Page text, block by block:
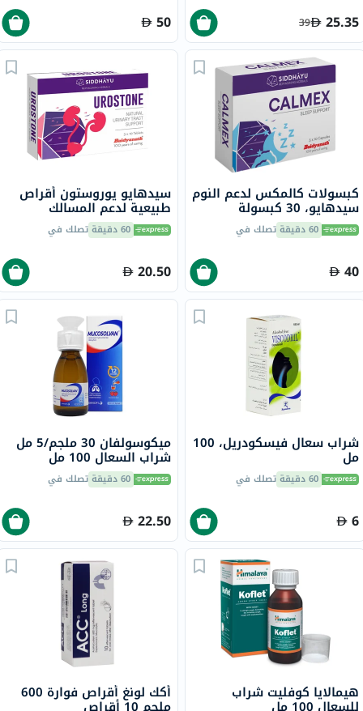
25.35
39
50
كبسولات كالمكس لدعم النوم
سيدهايو، 30 كبسولة
60 دقيقة تصلك في
40
سيدهايو يوروستون أقراص
طبيعية لدعم المسالك
البولية، حزمة من 30
60 دقيقة تصلك في
20.50
شراب سعال فيسكودريل، 100
مل
60 دقيقة تصلك في
6
ميكوسولفان 30 ملجم/5 مل
شراب السعال 100 مل
60 دقيقة تصلك في
22.50
هيمالايا كوفليت شراب أكك لونغ أقراص فوارة 600